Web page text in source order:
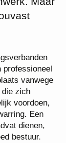
professioneel
vanwege
die zich
voordoen,
Een
dienen,
bestuur.